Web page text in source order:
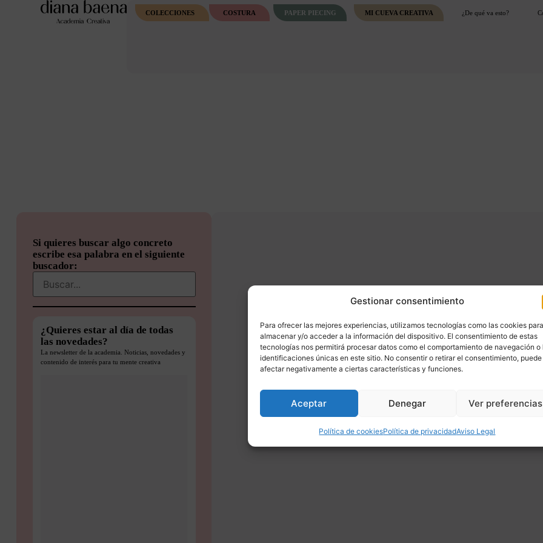
Gestionar consentimiento
Para ofrecer las mejores experiencias, utilizamos tecnologías como las cookies para
almacenar y/o acceder a la información del dispositivo. El consentimiento de estas
tecnologías nos permitirá procesar datos como el comportamiento de navegación o
identificaciones únicas en este sitio. No consentir o retirar el consentimiento, puede
afectar negativamente a ciertas características y funciones.
Aceptar Denegar Ver preferencias
Política de cookiesPolítica de privacidadAviso Legal
COLECCIONES COSTURA PAPER PIECING MI CUEVA CREATIVA ¿De qué va esto?
Si quieres buscar algo concreto
escribe esa palabra en el siguiente
buscador:
¿Quieres estar al día de todas
las novedades?
La newsletter de la academia. Noticias, novedades y
contenido de interés para tu mente creativa
/ Autor: Livire